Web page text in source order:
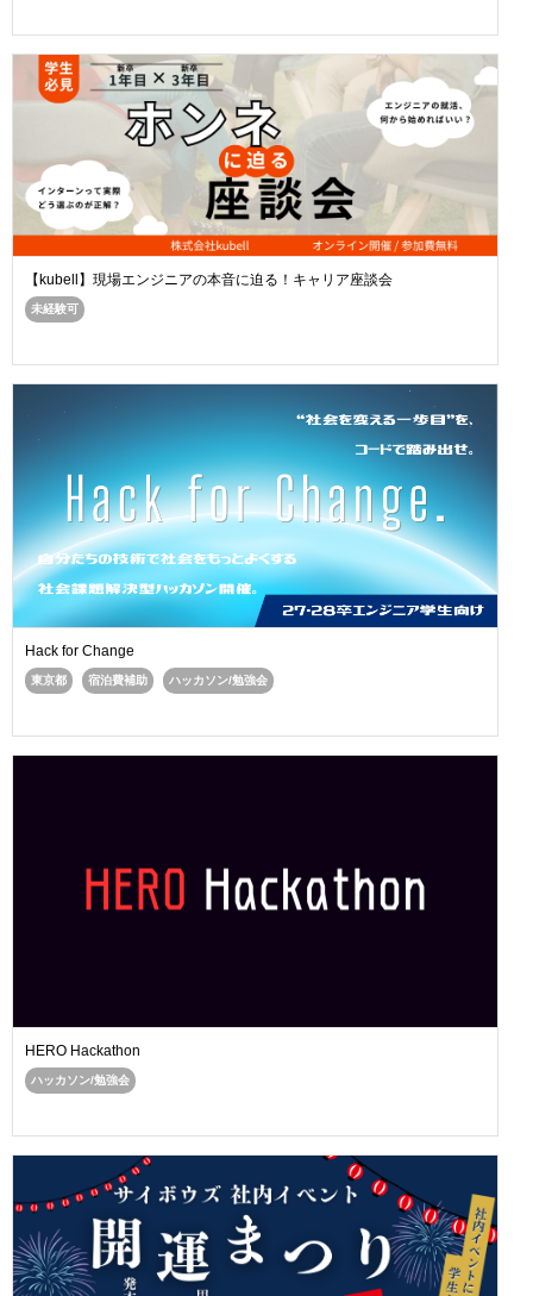
【kubell】現場エンジニアの本音に迫る！キャリア座談会
未経験可
Hack for Change
東京都 宿泊費補助 ハッカソン/勉強会
HERO Hackathon
ハッカソン/勉強会